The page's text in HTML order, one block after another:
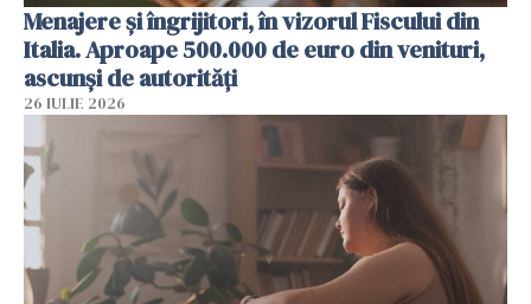
Menajere și îngrijitori, în vizorul Fiscului din
Italia. Aproape 500.000 de euro din venituri,
ascunși de autorități
26 IULIE 2026